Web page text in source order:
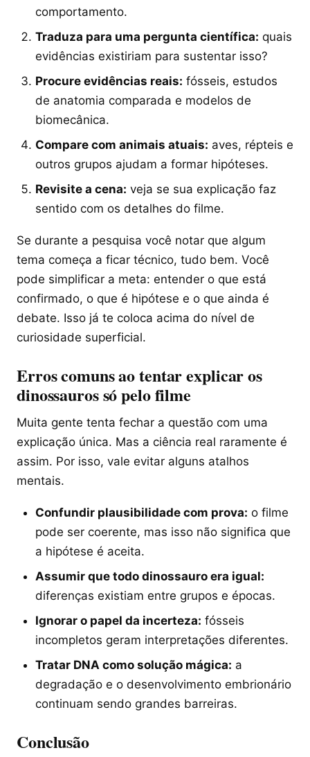
comportamento.
Traduza para uma pergunta científica: quais
evidências existiriam para sustentar isso?
Procure evidências reais: fósseis, estudos
de anatomia comparada e modelos de
biomecânica.
Compare com animais atuais: aves, répteis e
outros grupos ajudam a formar hipóteses.
Revisite a cena: veja se sua explicação faz
sentido com os detalhes do filme.
Se durante a pesquisa você notar que algum
tema começa a ficar técnico, tudo bem. Você
pode simplificar a meta: entender o que está
confirmado, o que é hipótese e o que ainda é
debate. Isso já te coloca acima do nível de
curiosidade superficial.
Erros comuns ao tentar explicar os
dinossauros só pelo filme
Muita gente tenta fechar a questão com uma
explicação única. Mas a ciência real raramente é
assim. Por isso, vale evitar alguns atalhos
mentais.
Confundir plausibilidade com prova: o filme
pode ser coerente, mas isso não significa que
a hipótese é aceita.
Assumir que todo dinossauro era igual:
diferenças existiam entre grupos e épocas.
Ignorar o papel da incerteza: fósseis
incompletos geram interpretações diferentes.
Tratar DNA como solução mágica: a
degradação e o desenvolvimento embrionário
continuam sendo grandes barreiras.
Conclusão